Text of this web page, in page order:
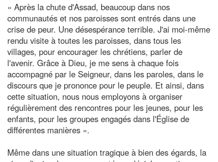
« Après la chute d'Assad, beaucoup dans nos
communautés et nos paroisses sont entrés dans une
crise de peur. Une désespérance terrible. J'ai moi-même
rendu visite à toutes les paroisses, dans tous les
villages, pour encourager les chrétiens, parler de
l'avenir. Grâce à Dieu, je me sens à chaque fois
accompagné par le Seigneur, dans les paroles, dans le
discours que je prononce pour le peuple. Et ainsi, dans
cette situation, nous nous employons à organiser
régulièrement des rencontres pour les jeunes, pour les
enfants, pour les groupes engagés dans l'Église de
différentes manières ».
Même dans une situation tragique à bien des égards, la